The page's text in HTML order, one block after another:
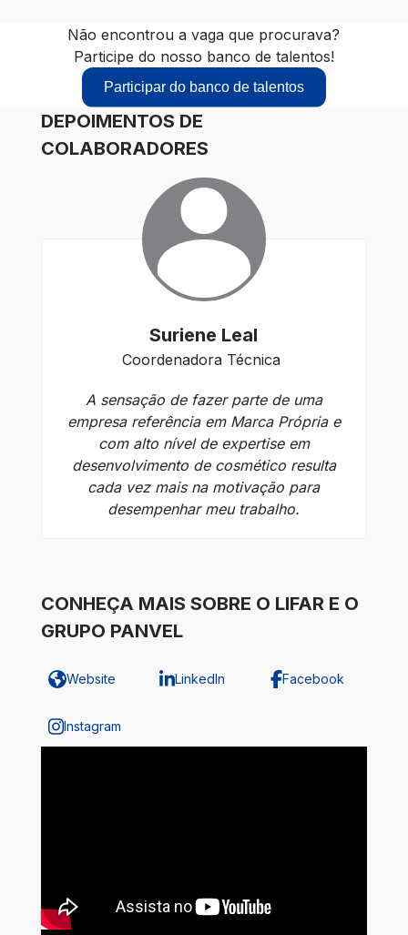
Não encontrou a vaga que procurava?
Participe do nosso banco de talentos!
Participar do banco de talentos
DEPOIMENTOS DE
COLABORADORES
Suriene Leal
Coordenadora Técnica
A sensação de fazer parte de uma
empresa referência em Marca Própria e
com alto nível de expertise em
desenvolvimento de cosmético resulta
cada vez mais na motivação para
desempenhar meu trabalho.
CONHEÇA MAIS SOBRE O LIFAR E O
GRUPO PANVEL
Website LinkedIn Facebook
Instagram